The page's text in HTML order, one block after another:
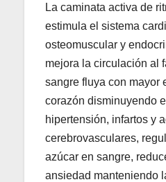
La caminata activa de
estimula el sistema
osteomuscular y
mejora la circulación al
sangre fluya con mayor
corazón disminuyendo
hipertensión, infartos y
cerebrovasculares,
azúcar en sangre,
ansiedad manteniendo